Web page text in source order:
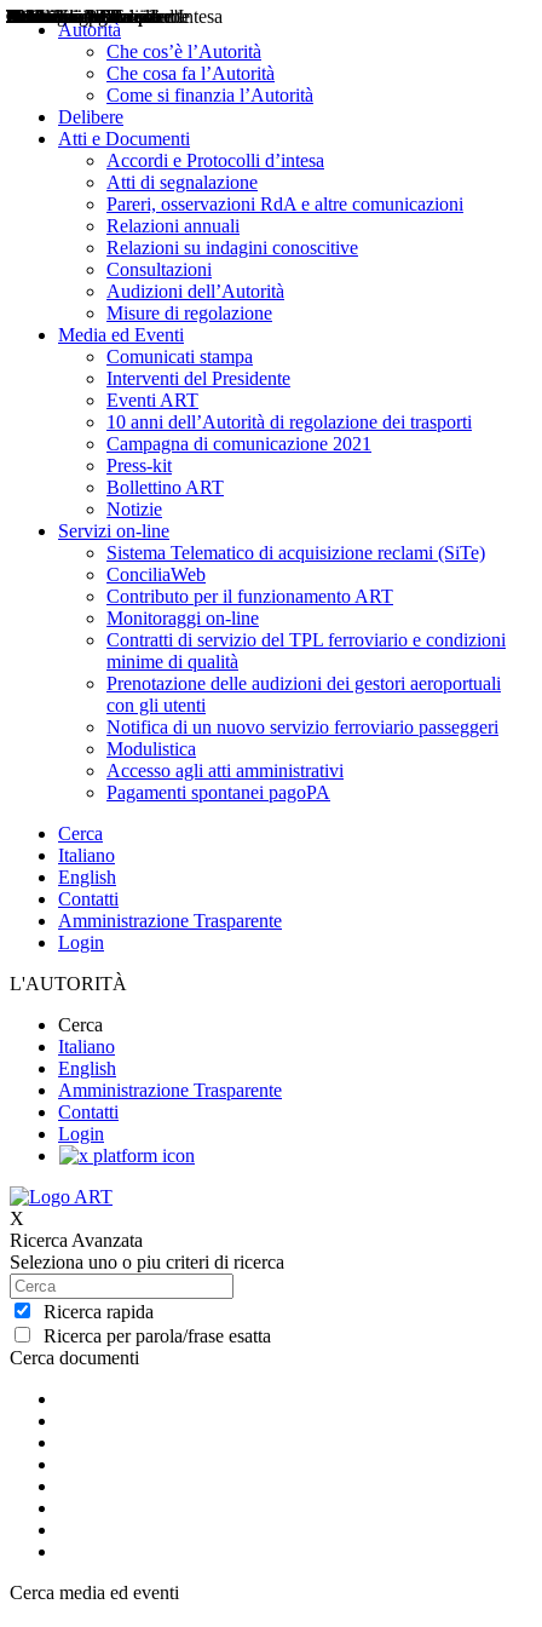
Autorità
Che cos’è l’Autorità
Che cosa fa l’Autorità
Come si finanzia l’Autorità
Delibere
Atti e Documenti
Accordi e Protocolli d’intesa
Atti di segnalazione
Pareri, osservazioni RdA e altre comunicazioni
Relazioni annuali
Relazioni su indagini conoscitive
Consultazioni
Audizioni dell’Autorità
Misure di regolazione
Media ed Eventi
Comunicati stampa
Interventi del Presidente
Eventi ART
10 anni dell’Autorità di regolazione dei trasporti
Campagna di comunicazione 2021
Press-kit
Bollettino ART
Notizie
Servizi on-line
Sistema Telematico di acquisizione reclami (SiTe)
ConciliaWeb
Contributo per il funzionamento ART
Monitoraggi on-line
Contratti di servizio del TPL ferroviario e condizioni
minime di qualità
Prenotazione delle audizioni dei gestori aeroportuali
con gli utenti
Notifica di un nuovo servizio ferroviario passeggeri
Modulistica
Accesso agli atti amministrativi
Pagamenti spontanei pagoPA
Cerca
Italiano
English
Contatti
Amministrazione Trasparente
Login
L'AUTORITÀ
Cerca
Italiano
English
Amministrazione Trasparente
Contatti
Login
X
Ricerca Avanzata
Seleziona uno o piu criteri di ricerca
Ricerca rapida
Ricerca per parola/frase esatta
Cerca documenti
Delibere
Pareri
Consultazioni
Audizioni
Atti di Segnalazione
Accordi e Protocolli d'Intesa
Relazioni annuali
Misure di regolazione
Cerca media ed eventi
Notizie
Comunicati Stampa
Bollettini ART
Convegni ART
Interviste del Presidente
Articoli in primo piano
Interventi del Presidente
2004
2005
2010
2013
2014
2015
2016
2017
2018
2019
202
2020
2021
2022
2023
2024
2025
2026
Aereo
Marittimo
Terrestre